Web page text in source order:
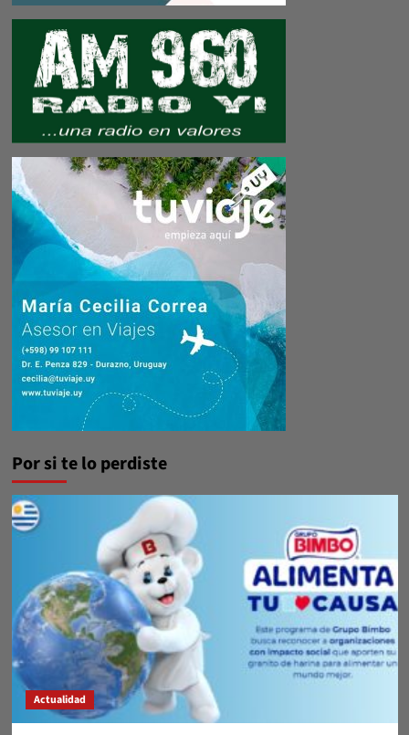
Por si te lo perdiste
Actualidad